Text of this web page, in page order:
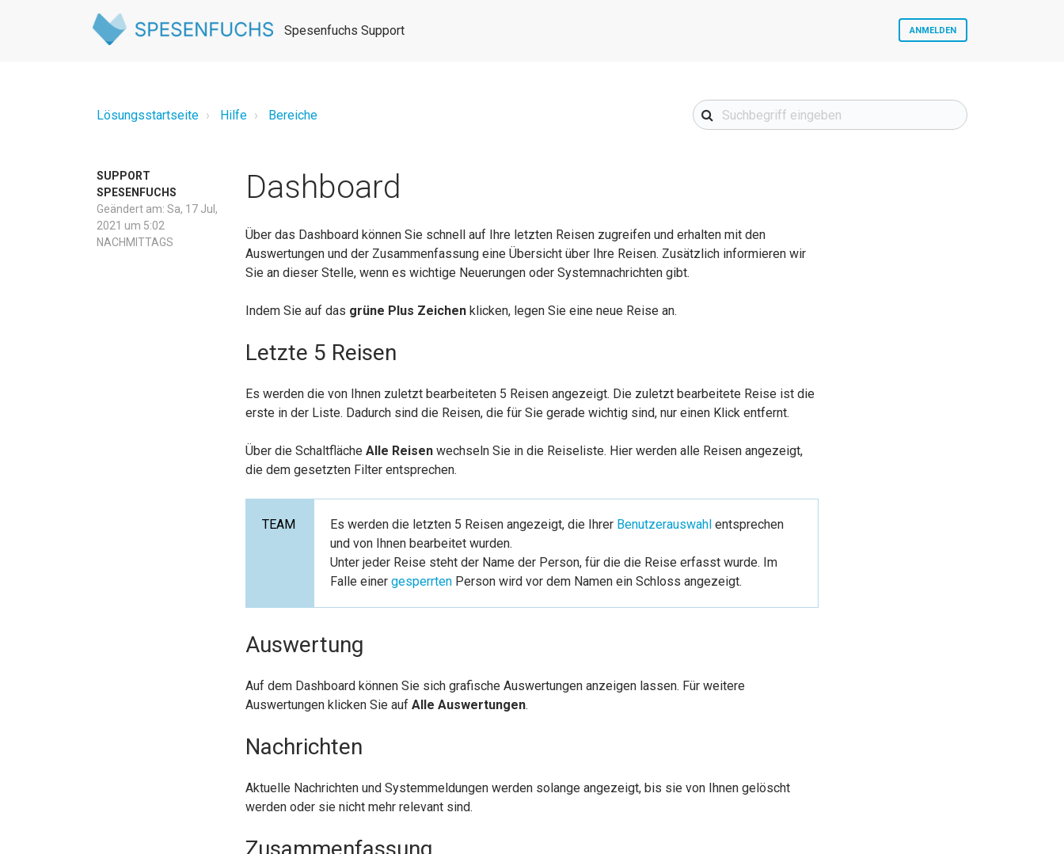
Spesenfuchs Support ANMELDEN
Lösungsstartseite Hilfe Bereiche
Dashboard
SUPPORT
SPESENFUCHS
Geändert am: Sa, 17 Jul,
2021 um 5:02
NACHMITTAGS
Über das Dashboard können Sie schnell auf Ihre letzten Reisen zugreifen und erhalten mit den
Auswertungen und der Zusammenfassung eine Übersicht über Ihre Reisen. Zusätzlich informieren wir
Sie an dieser Stelle, wenn es wichtige Neuerungen oder Systemnachrichten gibt.
Indem Sie auf das grüne Plus Zeichen klicken, legen Sie eine neue Reise an.
Letzte 5 Reisen
Es werden die von Ihnen zuletzt bearbeiteten 5 Reisen angezeigt. Die zuletzt bearbeitete Reise ist die
erste in der Liste. Dadurch sind die Reisen, die für Sie gerade wichtig sind, nur einen Klick entfernt.
Über die SchaltflächeAlle Reisen wechseln Sie in die Reiseliste. Hier werden alle Reisen angezeigt,
die dem gesetzten Filter entsprechen.
Es werden die letzten 5 Reisen angezeigt, die Ihrer Benutzerauswahl entsprechen
und von Ihnen bearbeitet wurden.
Unter jeder Reise steht der Name der Person, für die die Reise erfasst wurde. Im
Falle einergesperrten Person wird vor dem Namen ein Schloss angezeigt.
Auswertung
Auf dem Dashboard können Sie sich grafische Auswertungen anzeigen lassen. Für weitere
Auswertungen klicken Sie aufAlle Auswertungen.
Nachrichten
Aktuelle Nachrichten und Systemmeldungen werden solange angezeigt, bis sie von Ihnen gelöscht
werden oder sie nicht mehr relevant sind.